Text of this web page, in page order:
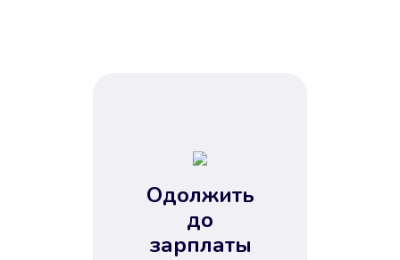
Одолжить
до
зарплаты